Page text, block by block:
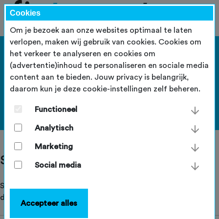
Social rides 8 maart
Staat de activiteit die je wilt doen niet in de lijst? Helaas,
dan is deze al vol!
Cookies
Om je bezoek aan onze websites optimaal te laten
verlopen, maken wij gebruik van cookies. Cookies om
het verkeer te analyseren en cookies om
(advertentie)inhoud te personaliseren en sociale media
content aan te bieden. Jouw privacy is belangrijk,
daarom kun je deze cookie-instellingen zelf beheren.
Functioneel
Analytisch
Marketing
Social media
Accepteer alles